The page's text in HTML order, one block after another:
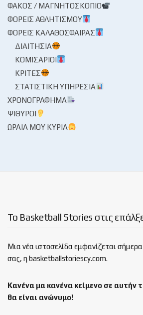
ΦΑΚΌΣ / ΜΑΓΝΗΤΟΣΚΌΠΙΟ
ΦΟΡΕΊΣ ΑΘΛΗΤΙΣΜΟΎ
ΦΟΡΕΊΣ ΚΑΛΑΘΌΣΦΑΙΡΑΣ
ΔΙΑΙΤΗΣΊΑ
ΚΟΜΙΣΆΡΙΟΙ
ΚΡΙΤΈΣ
ΣΤΑΤΙΣΤΙΚΉ ΥΠΗΡΕΣΊΑ
ΧΡΟΝΟΓΡΆΦΗΜΑ
ΨΊΘΥΡΟΙ
ΩΡΑΊΑ ΜΟΥ ΚΥΡΊΑ
Το Basketball Stories στις
Μια νέα ιστοσελίδα εμφανίζεται
σας, η basketballstoriescy.com.
Κανένα μα κανένα κείμενο σε αυτήν
θα είναι ανώνυμο!